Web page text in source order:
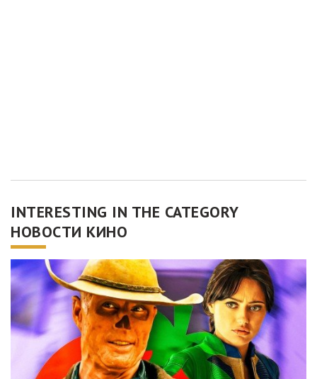
INTERESTING IN THE CATEGORY
НОВОСТИ КИНО